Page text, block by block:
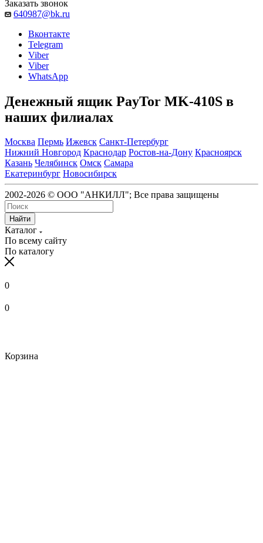
Заказать звонок
640987@bk.ru
Вконтакте
Telegram
Viber
Viber
WhatsApp
Денежный ящик PayTor MK-410S в
наших филиалах
Москва Пермь Ижевск Санкт-Петербург
Нижний Новгород Краснодар Ростов-на-Дону Красноярск
Казань Челябинск Омск Самара
Екатеринбург Новосибирск
2002-2026 © ООО "АНКИЛЛ"; Все права защищены
Найти
Каталог
По всему сайту
По каталогу
0
0
Корзина